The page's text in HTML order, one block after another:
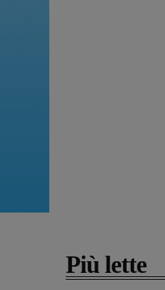
Più lette